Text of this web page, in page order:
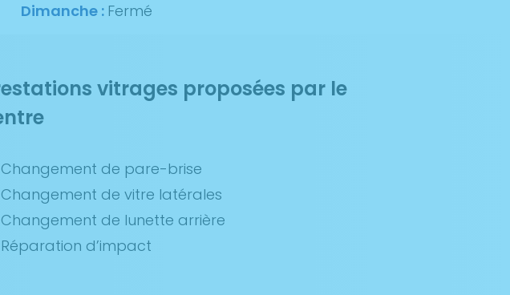
Dimanche : Fermé
vitrages proposées par le
Changement de pare-brise
Changement de vitre latérales
Changement de lunette arrière
Réparation d’impact